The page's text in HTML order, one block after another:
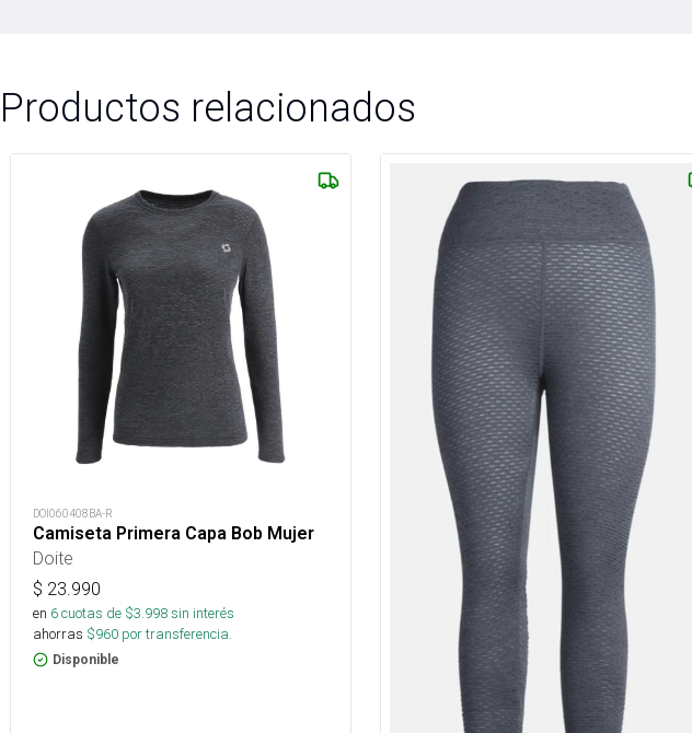
Productos relacionados
DOI060408BA-R
Camiseta Primera Capa Bob Mujer
Doite
$ 23.990
en 6cuotas de $3.998sin interés
ahorras $960 por transferencia.
Disponible